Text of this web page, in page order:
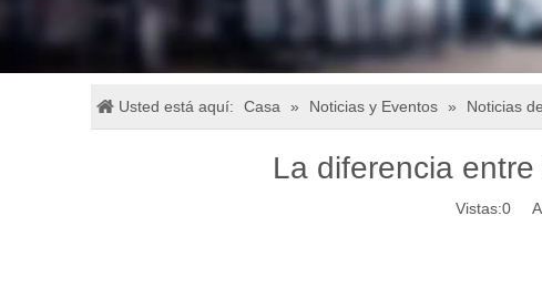
Usted está aquí: Casa » Noticias y Eventos » Noticias
La diferencia
Vistas:0